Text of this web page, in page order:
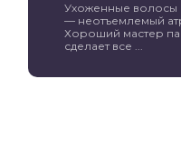
Ухоженные волосы
— неотъемлемый
Хороший мастер
сделает все ...